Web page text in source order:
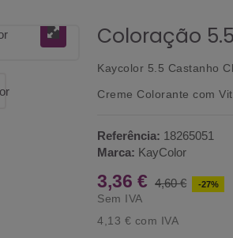
Coloração
Kaycolor 5.5 Castanho
Creme Colorante com
Referência: 18265051
Marca: KayColor
3,36 € 4,60 € -27%
Sem IVA
4,13 € com IVA